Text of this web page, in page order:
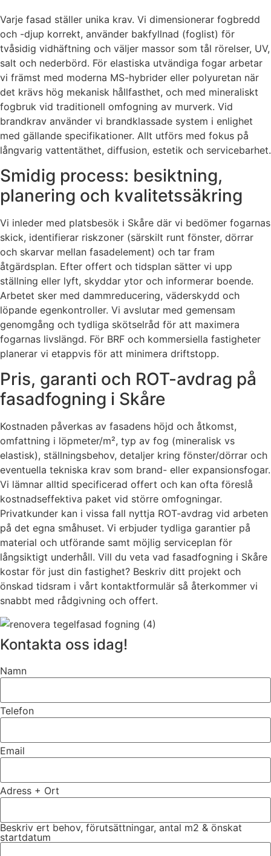
Varje fasad ställer unika krav. Vi dimensionerar fogbredd
och -djup korrekt, använder bakfyllnad (foglist) för
tvåsidig vidhäftning och väljer massor som tål rörelser, UV,
salt och nederbörd. För elastiska utvändiga fogar arbetar
vi främst med moderna MS-hybrider eller polyuretan när
det krävs hög mekanisk hållfasthet, och med mineraliskt
fogbruk vid traditionell omfogning av murverk. Vid
brandkrav använder vi brandklassade system i enlighet
med gällande specifikationer. Allt utförs med fokus på
långvarig vattentäthet, diffusion, estetik och servicebarhet.
Smidig process: besiktning,
planering och kvalitetssäkring
Vi inleder med platsbesök i Skåre där vi bedömer fogarnas
skick, identifierar riskzoner (särskilt runt fönster, dörrar
och skarvar mellan fasadelement) och tar fram
åtgärdsplan. Efter offert och tidsplan sätter vi upp
ställning eller lyft, skyddar ytor och informerar boende.
Arbetet sker med dammreducering, väderskydd och
löpande egenkontroller. Vi avslutar med gemensam
genomgång och tydliga skötselråd för att maximera
fogarnas livslängd. För BRF och kommersiella fastigheter
planerar vi etappvis för att minimera driftstopp.
Pris, garanti och ROT-avdrag på
fasadfogning i Skåre
Kostnaden påverkas av fasadens höjd och åtkomst,
omfattning i löpmeter/m², typ av fog (mineralisk vs
elastisk), ställningsbehov, detaljer kring fönster/dörrar och
eventuella tekniska krav som brand- eller expansionsfogar.
Vi lämnar alltid specificerad offert och kan ofta föreslå
kostnadseffektiva paket vid större omfogningar.
Privatkunder kan i vissa fall nyttja ROT-avdrag vid arbeten
på det egna småhuset. Vi erbjuder tydliga garantier på
material och utförande samt möjlig serviceplan för
långsiktigt underhåll. Vill du veta vad fasadfogning i Skåre
kostar för just din fastighet? Beskriv ditt projekt och
önskad tidsram i vårt kontaktformulär så återkommer vi
snabbt med rådgivning och offert.
Kontakta oss idag!
Namn
Telefon
Email
Adress + Ort
Beskriv ert behov, förutsättningar, antal m2 & önskat
startdatum